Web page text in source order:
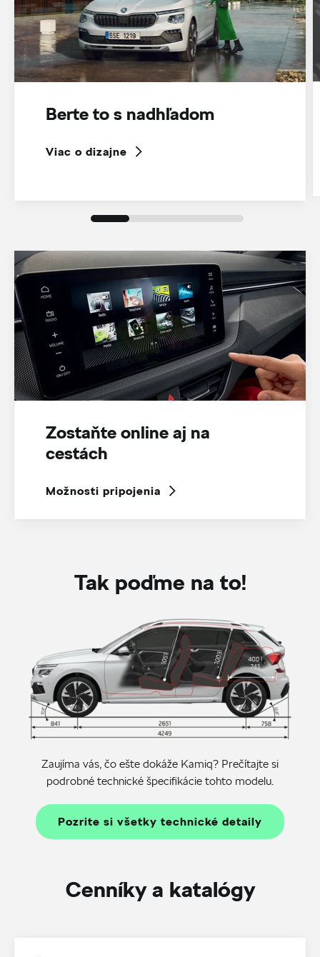
Berte to s nadhľadom
Viac o dizajne
Zostaňte online aj na
cestách
Možnosti pripojenia
Tak poďme na to!
Zaujíma vás, čo ešte dokáže Kamiq? Prečítajte si
podrobné technické špecifikácie tohto modelu.
Pozrite si všetky technické detaily
Cenníky a katalógy